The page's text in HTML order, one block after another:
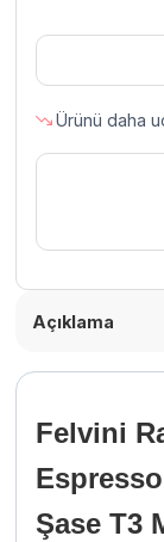
Kahve
Kaşık
T3
PID
Gruplu
Ürünü daha
Açıklama
Felvini
Şase T3